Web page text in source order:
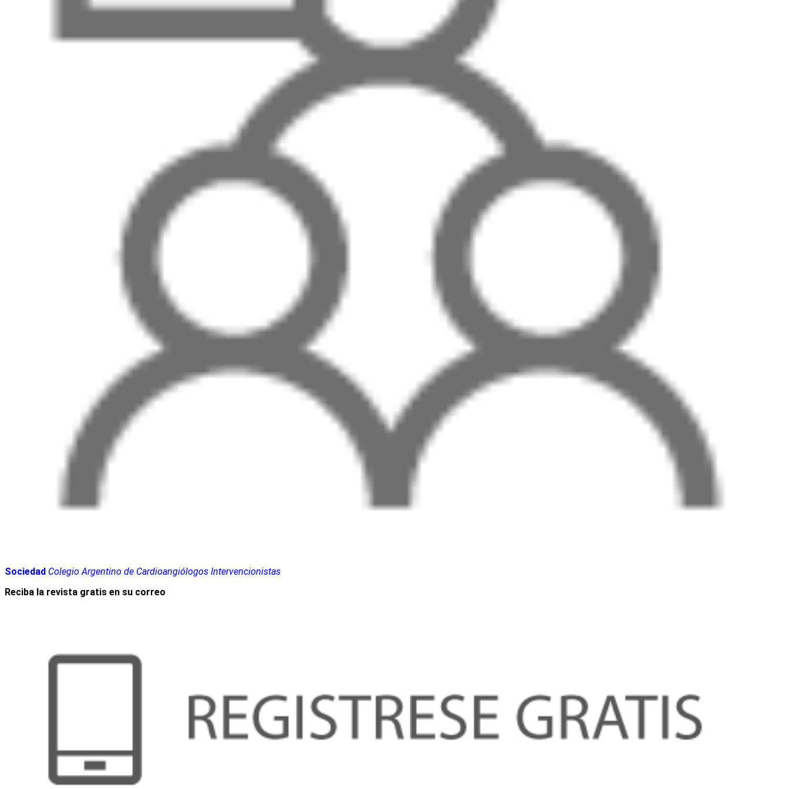
Sociedad Colegio Argentino de Cardioangiólogos Intervencionistas
Reciba la revista gratis en su correo